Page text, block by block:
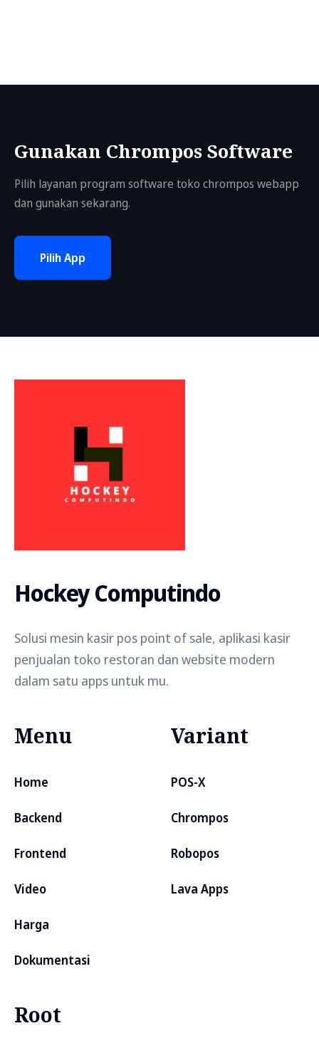
Gunakan Chrompos Software
Pilih layanan program software toko chrompos webapp
dan gunakan sekarang.
Pilih App
Hockey Computindo
Solusi mesin kasir pos point of sale, aplikasi kasir
penjualan toko restoran dan website modern
dalam satu apps untuk mu.
Menu
Home
Backend
Frontend
Video
Harga
Dokumentasi
Variant
POS-X
Chrompos
Robopos
Lava Apps
Root